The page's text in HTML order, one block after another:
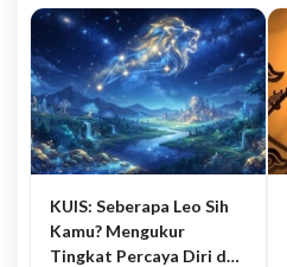
KUIS: Seberapa Leo Sih
Kamu? Mengukur
Tingkat Percaya Diri dan